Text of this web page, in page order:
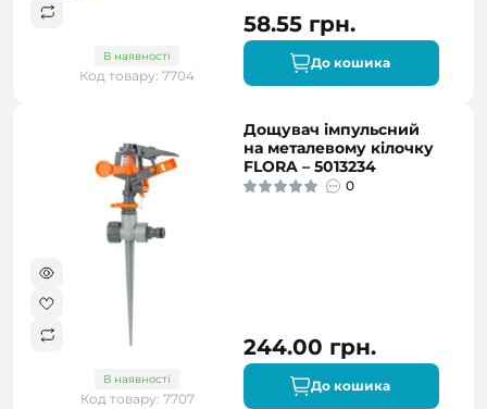
В наявності
Код товару: 7704
58.55 грн.
До кошика
В наявності
Код товару: 7707
Дощувач імпульсний
на металевому кілочку
FLORA – 5013234
0
244.00 грн.
До кошика